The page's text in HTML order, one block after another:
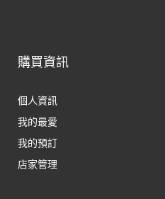
購買資訊
個人資訊
我的最愛
我的預訂
店家管理